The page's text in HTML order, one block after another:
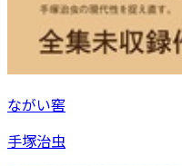
ながい窖
手塚治虫